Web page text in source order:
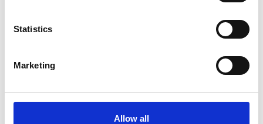
Statistics
Marketing
Allow all